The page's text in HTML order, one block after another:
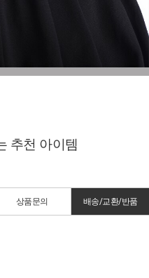
추천 아이템
상품문의 배송/교환/반품